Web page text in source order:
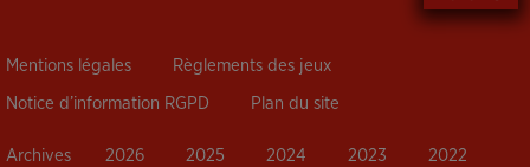
Mentions légales Règlements des jeux
Notice d’information RGPD Plan du site
Archives 2026 2025 2024 2023 2022